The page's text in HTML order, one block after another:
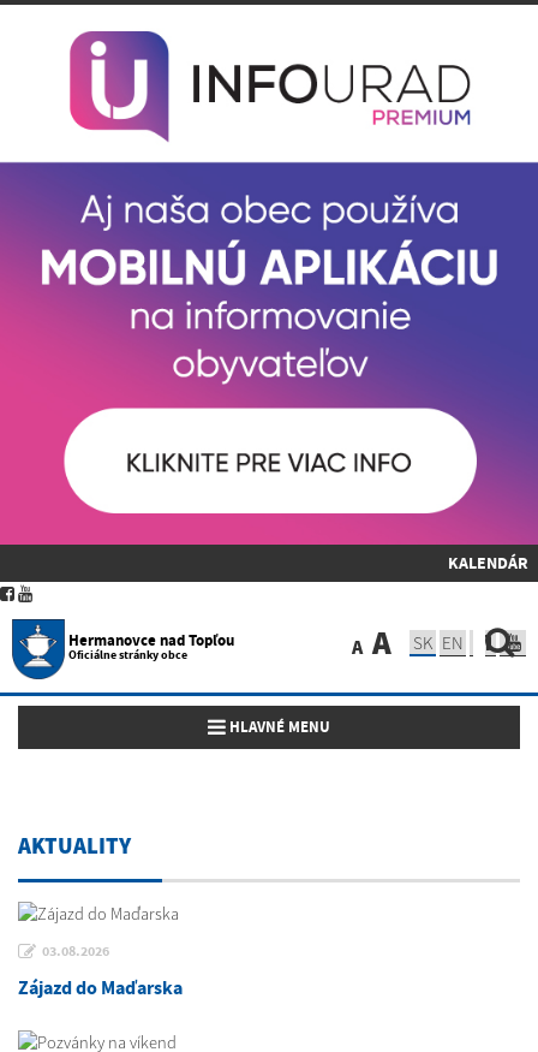
KALENDÁR
Hermanovce nad Topľou
Oficiálne stránky obce A A SK EN
Toggle navigation
HLAVNÉ MENU
AKTUALITY
03.08.2026
Zájazd do Maďarska